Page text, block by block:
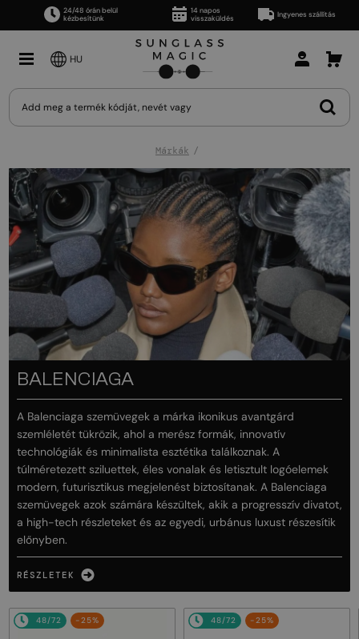
24/48 órán belül
kézbesítünk
14 napos
visszaküldés
Ingyenes szállítás
HU
Márkák
BALENCIAGA
A Balenciaga szemüvegek a márka ikonikus avantgárd
szemléletét tükrözik, ahol a merész formák, innovatív
technológiák és minimalista esztétika találkoznak. A
túlméretezett sziluettek, éles vonalak és letisztult logóelemek
modern, futurisztikus megjelenést biztosítanak. A Balenciaga
szemüvegek azok számára készültek, akik a progresszív divatot,
a high-tech részleteket és az egyedi, urbánus luxust részesítik
előnyben.
RÉSZLETEK
48/72 -25% 48/72 -25%